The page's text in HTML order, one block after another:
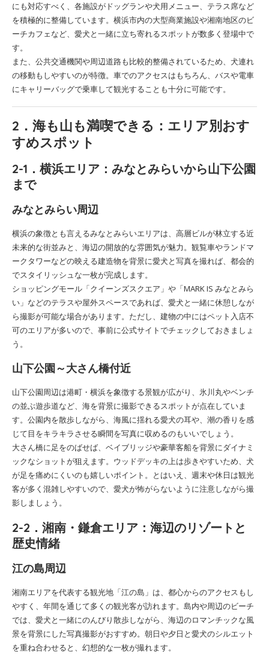
にも対応すべく、各施設がドッグランや犬用メニュー、テラス席など
を積極的に整備しています。横浜市内の大型商業施設や湘南地区のビ
ーチカフェなど、愛犬と一緒に立ち寄れるスポットが数多く登場中で
す。
また、公共交通機関や周辺道路も比較的整備されているため、犬連れ
の移動もしやすいのが特徴。車でのアクセスはもちろん、バスや電車
にキャリーバッグで乗車して観光することも十分に可能です。
2．海も山も満喫できる：エリア別おす
すめスポット
2-1．横浜エリア：みなとみらいから山下公園
まで
みなとみらい周辺
横浜の象徴とも言えるみなとみらいエリアは、高層ビルが林立する近
未来的な街並みと、海辺の開放的な雰囲気が魅力。観覧車やランドマ
ークタワーなどの映える建造物を背景に愛犬と写真を撮れば、都会的
でスタイリッシュな一枚が完成します。
ショッピングモール「クイーンズスクエア」や「MARK IS みなとみら
い」などのテラスや屋外スペースであれば、愛犬と一緒に休憩しなが
ら撮影が可能な場合があります。ただし、建物の中にはペット入店不
可のエリアが多いので、事前に公式サイトでチェックしておきましょ
う。
山下公園～大さん橋付近
山下公園周辺は港町・横浜を象徴する景観が広がり、氷川丸やベンチ
の並ぶ遊歩道など、海を背景に撮影できるスポットが点在していま
す。公園内を散歩しながら、海風に揺れる愛犬の耳や、潮の香りを感
じて目をキラキラさせる瞬間を写真に収めるのもいいでしょう。
大さん橋に足をのばせば、ベイブリッジや豪華客船を背景にダイナミ
ックなショットが狙えます。ウッドデッキの上は歩きやすいため、犬
が足を痛めにくいのも嬉しいポイント。とはいえ、週末や休日は観光
客が多く混雑しやすいので、愛犬が怖がらないように注意しながら撮
影しましょう。
2-2．湘南・鎌倉エリア：海辺のリゾートと
歴史情緒
江の島周辺
湘南エリアを代表する観光地「江の島」は、都心からのアクセスもし
やすく、年間を通じて多くの観光客が訪れます。島内や周辺のビーチ
では、愛犬と一緒にのんびり散歩しながら、海辺のロマンチックな風
景を背景にした写真撮影がおすすめ。朝日や夕日と愛犬のシルエット
を重ね合わせると、幻想的な一枚が撮れます。